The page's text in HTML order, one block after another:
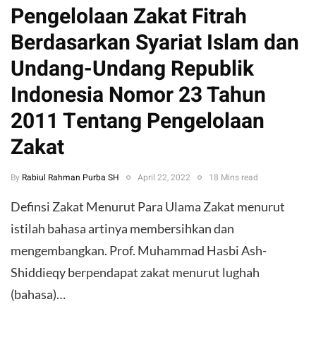
Pengelolaan Zakat Fitrah
Berdasarkan Syariat Islam dan
Undang-Undang Republik
Indonesia Nomor 23 Tahun
2011 Tentang Pengelolaan
Zakat
By Rabiul Rahman Purba SH April 22, 2022 18 Mins read
Definsi Zakat Menurut Para Ulama Zakat menurut
istilah bahasa artinya membersihkan dan
mengembangkan. Prof. Muhammad Hasbi Ash-
Shiddieqy berpendapat zakat menurut lughah
(bahasa)…